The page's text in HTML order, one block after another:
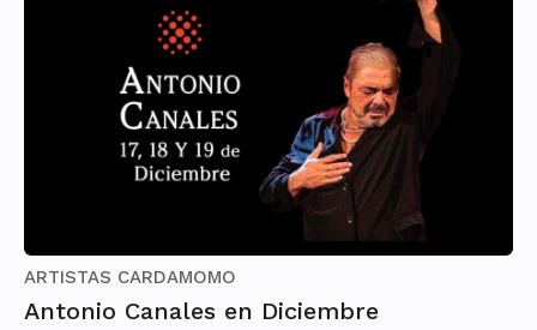
ARTISTAS CARDAMOMO
Antonio Canales en Diciembre